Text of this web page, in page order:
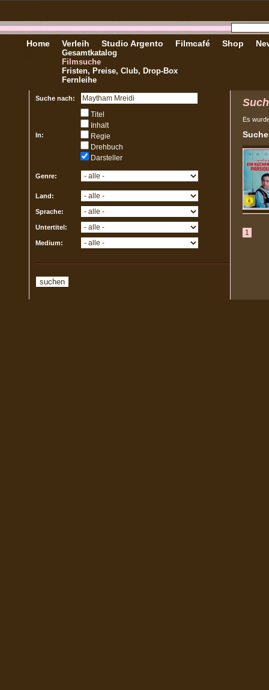
Home Verleih
Gesamtkatalog
Filmsuche
Fristen, Preise, Club, Drop-Box
Fernleihe
Studio Argento Filmcafé Shop
Suche nach:
In:
Titel
Inhalt
Regie
Drehbuch
Darsteller
Genre:
Land:
Sprache:
Untertitel:
Medium:
Es
1